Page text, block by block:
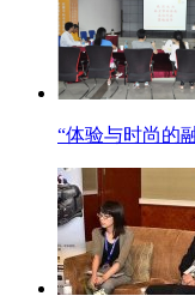
“体验与时尚的